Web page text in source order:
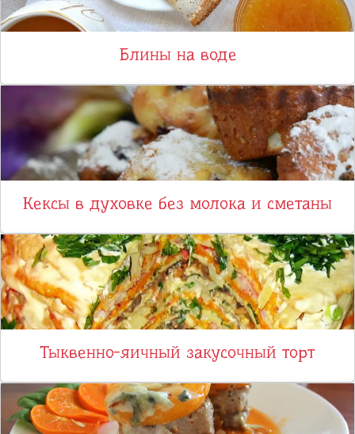
Блины на воде
Кексы в духовке без молока и сметаны
Тыквенно-яичный закусочный торт